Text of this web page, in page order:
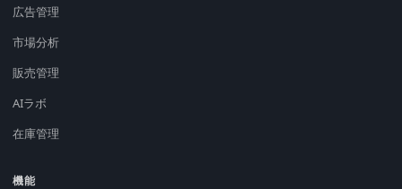
広告管理
市場分析
販売管理
AIラボ
在庫管理
機能